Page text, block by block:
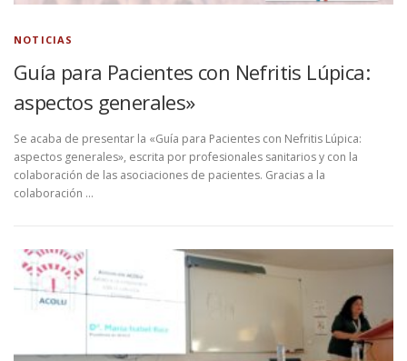
NOTICIAS
Guía para Pacientes con Nefritis Lúpica:
aspectos generales»
Se acaba de presentar la «Guía para Pacientes con Nefritis Lúpica:
aspectos generales», escrita por profesionales sanitarios y con la
colaboración de las asociaciones de pacientes. Gracias a la
colaboración …